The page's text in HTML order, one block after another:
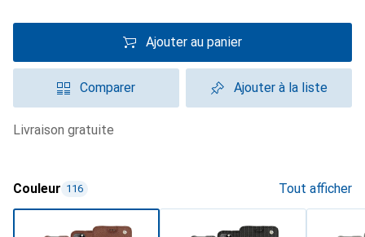
Ajouter au panier
Comparer Ajouter à la liste
livraison gratuite
Couleur 116 Tout afficher